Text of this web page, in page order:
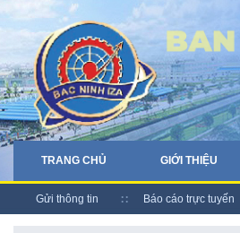
TRANG CHỦ GIỚI THIỆU
Gửi thông tin Báo cáo trực tuyến